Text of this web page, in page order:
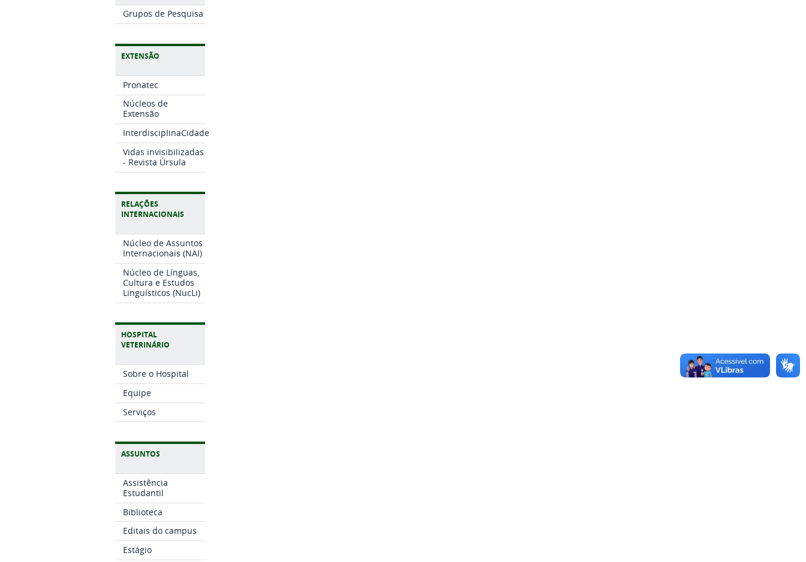
Grupos de Pesquisa
EXTENSÃO
Pronatec
Núcleos de
Extensão
InterdisciplinaCidade
Vidas invisibilizadas
- Revista Úrsula
RELAÇÕES
INTERNACIONAIS
Núcleo de Assuntos
Internacionais (NAI)
Núcleo de Línguas,
Cultura e Estudos
Linguísticos (NucLi)
HOSPITAL
VETERINÁRIO
Sobre o Hospital
Equipe
Serviços
ASSUNTOS
Assistência
Estudantil
Biblioteca
Editais do campus
Estágio